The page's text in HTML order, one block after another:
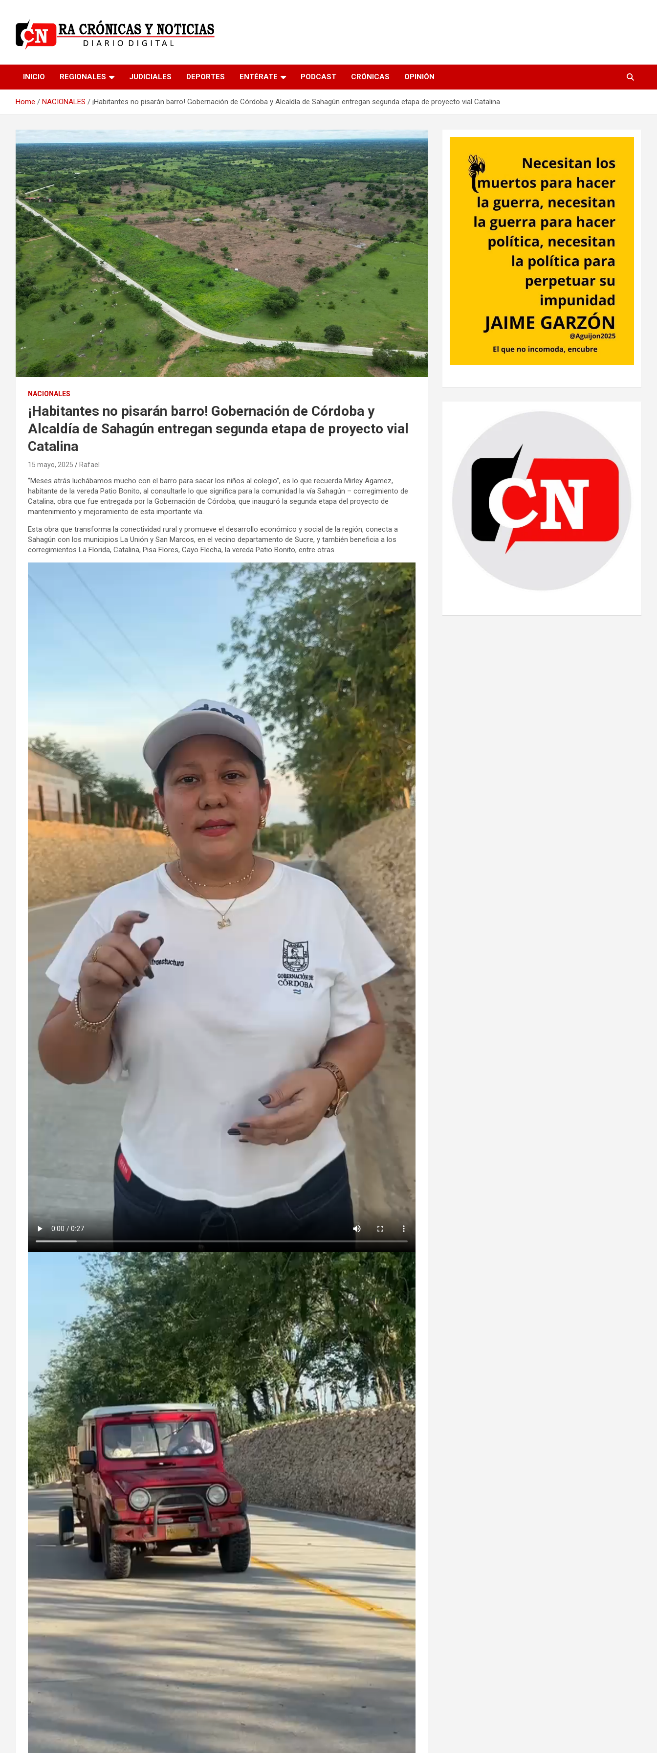
content
R.A Crónicas y Noticias
INICIO REGIONALES JUDICIALES DEPORTES ENTÉRATE PODCAST CRÓNICAS OPINIÓN
Home NACIONALES ¡Habitantes no pisarán barro! Gobernación de Córdoba y Alcaldía de Sahagún entregan segunda etapa de proyecto vial Catalina
NACIONALES
¡Habitantes no pisarán barro! Gobernación de Córdoba y
Alcaldía de Sahagún entregan segunda etapa de proyecto vial
Catalina
15 mayo, 2025 Rafael
“Meses atrás luchábamos mucho con el barro para sacar los niños al colegio”, es lo que recuerda Mirley Agamez,
habitante de la vereda Patio Bonito, al consultarle lo que significa para la comunidad la vía Sahagún – corregimiento de
Catalina, obra que fue entregada por la Gobernación de Córdoba, que inauguró la segunda etapa del proyecto de
mantenimiento y mejoramiento de esta importante vía.
Esta obra que transforma la conectividad rural y promueve el desarrollo económico y social de la región, conecta a
Sahagún con los municipios La Unión y San Marcos, en el vecino departamento de Sucre, y también beneficia a los
corregimientos La Florida, Catalina, Pisa Flores, Cayo Flecha, la vereda Patio Bonito, entre otras.